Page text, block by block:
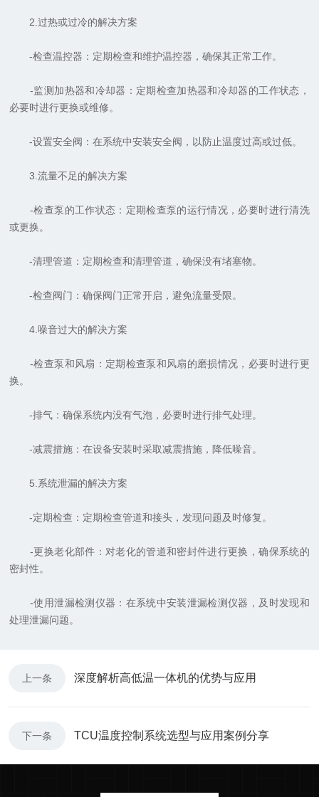
2.过热或过冷的解决方案
-检查温控器：定期检查和维护温控器，确保其正常工作。
-监测加热器和冷却器：定期检查加热器和冷却器的工作状态，
必要时进行更换或维修。
-设置安全阀：在系统中安装安全阀，以防止温度过高或过低。
3.流量不足的解决方案
-检查泵的工作状态：定期检查泵的运行情况，必要时进行清洗
或更换。
-清理管道：定期检查和清理管道，确保没有堵塞物。
-检查阀门：确保阀门正常开启，避免流量受限。
4.噪音过大的解决方案
-检查泵和风扇：定期检查泵和风扇的磨损情况，必要时进行更
换。
-排气：确保系统内没有气泡，必要时进行排气处理。
-减震措施：在设备安装时采取减震措施，降低噪音。
5.系统泄漏的解决方案
-定期检查：定期检查管道和接头，发现问题及时修复。
-更换老化部件：对老化的管道和密封件进行更换，确保系统的
密封性。
-使用泄漏检测仪器：在系统中安装泄漏检测仪器，及时发现和
处理泄漏问题。
上一条 深度解析高低温一体机的优势与应用
下一条 TCU温度控制系统选型与应用案例分享